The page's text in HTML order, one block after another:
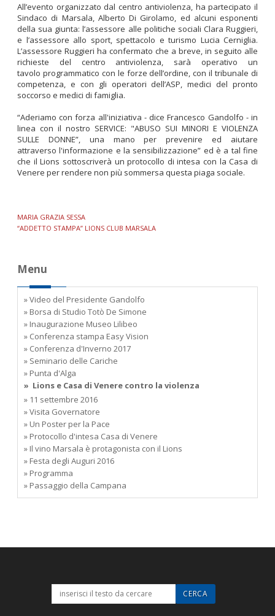
All’evento organizzato dal centro antiviolenza, ha partecipato il
Sindaco di Marsala, Alberto Di Girolamo, ed alcuni esponenti
della sua giunta: l’assessore alle politiche sociali Clara Ruggieri,
e l’assessore allo sport, spettacolo e turismo Lucia Cerniglia.
L’assessore Ruggieri ha confermato che a breve, in seguito alle
richieste del centro antiviolenza, sarà operativo un
tavolo programmatico con le forze dell’ordine, con il tribunale di
competenza, e con gli operatori dell’ASP, medici del pronto
soccorso e medici di famiglia.
“Aderiamo con forza all'iniziativa - dice Francesco Gandolfo - in
linea con il nostro SERVICE: "ABUSO SUI MINORI E VIOLENZA
SULLE DONNE”, una mano per prevenire ed aiutare
attraverso l'informazione e la sensibilizzazione” ed è a tal fine
che il Lions sottoscriverà un protocollo di intesa con la Casa di
Venere per rendere non più sommersa questa piaga sociale.
MARIA GRAZIA SESSA
“ADDETTO STAMPA” LIONS CLUB MARSALA
Menu
» Video del Presidente Gandolfo
» Borsa di Studio Totò De Simone
» Inaugurazione Museo Lilibeo
» Conferenza stampa Easy Vision
» Conferenza d'Inverno 2017
» Seminario delle Cariche
» Punta d'Alga
» Lions e Casa di Venere contro la violenza
» 11 settembre 2016
» Visita Governatore
» Un Poster per la Pace
» Protocollo d'intesa Casa di Venere
» Il vino Marsala è protagonista con il Lions
» Festa degli Auguri 2016
» Programma
» Passaggio della Campana